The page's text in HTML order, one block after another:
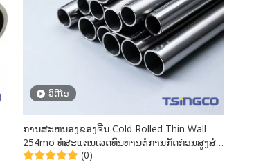
ວິດີໂອ
ການສະຫນອງຂອງຈີນ Cold Rolled Thin Wall
254mo ທໍ່ສະແຕນເລດທົນທານຕໍ່ການກັດກ່ອນສູງສໍາ
ລັບອຸດສາຫະກໍາຂັ້ນໄດ
(0)